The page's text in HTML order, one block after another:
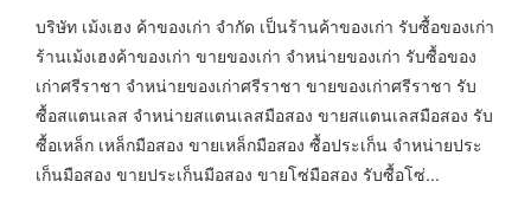
บริษัท เม้งเฮง ค้าของเก่า จำกัด เป็นร้านค้าของเก่า รับซื้อของเก่า
ร้านเม้งเฮงค้าของเก่า ขายของเก่า จำหน่ายของเก่า รับซื้อของ
เก่าศรีราชา จำหน่ายของเก่าศรีราชา ขายของเก่าศรีราชา รับ
ซื้อสแตนเลส จำหน่ายสแตนเลสมือสอง ขายสแตนเลสมือสอง รับ
ซื้อเหล็ก เหล็กมือสอง ขายเหล็กมือสอง ซื้อประเก็น จำหน่ายประ
เก็นมือสอง ขายประเก็นมือสอง ขายโซ่มือสอง รับซื้อโซ่...